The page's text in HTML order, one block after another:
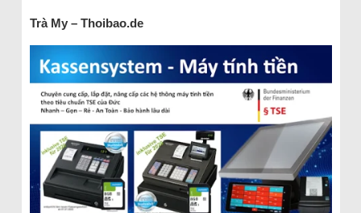
Trà My – Thoibao.de